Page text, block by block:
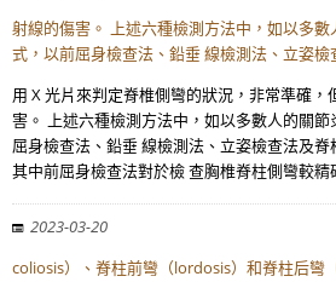
射線的傷害。 上述六種檢測方法中，如以多
式，以前屈身檢查法、鉛垂 線檢測法、立姿檢
用 X 光片來判定脊椎側彎的狀況，非常準確
害。 上述六種檢測方法中，如以多數人的關
屈身檢查法、鉛垂 線檢測法、立姿檢查法及脊
其中前屈身檢查法對於檢 查胸椎脊柱側彎較精
2023-03-20
coliosis）、脊柱前彎（lordosis）和脊柱后彎